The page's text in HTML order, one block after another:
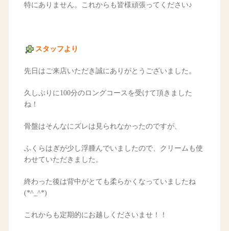
特にありません。これからも皆様頑張ってください♪
スタッフより
先日はご来店いただき誠にありがとうございました。
久しぶりに100分のロングコースを受けて頂きました
ね！
骨盤はそんなにズレは見られなかったのですが、
ふくらはぎが少し浮腫んでいましたので、クリームも使
わせていただきました。
終わった後は背中がとても柔らかくなっていましたね
(*^_^*)
これからも定期的にお越しくださいませ！！